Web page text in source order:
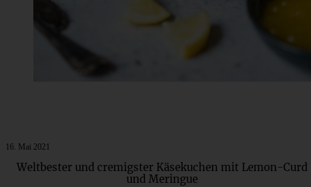
16. Mai 2021
Weltbester und cremigster Käsekuchen mit Lemon-Curd
und Meringue